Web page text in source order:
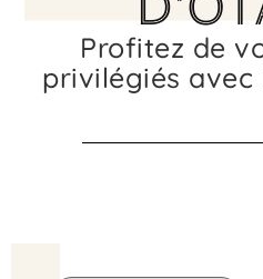
Profitez de
privilégiés avec